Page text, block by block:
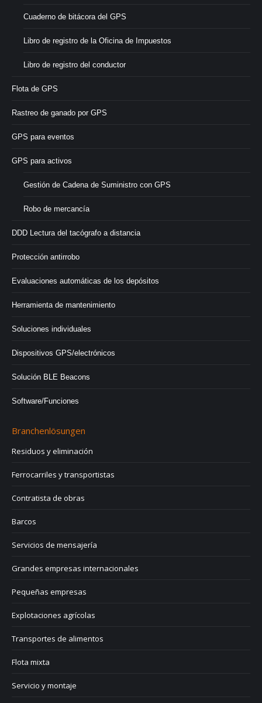
Cuaderno de bitácora del GPS
Libro de registro de la Oficina de Impuestos
Libro de registro del conductor
Flota de GPS
Rastreo de ganado por GPS
GPS para eventos
GPS para activos
Gestión de Cadena de Suministro con GPS
Robo de mercancía
DDD Lectura del tacógrafo a distancia
Protección antirrobo
Evaluaciones automáticas de los depósitos
Herramienta de mantenimiento
Soluciones individuales
Dispositivos GPS/electrónicos
Solución BLE Beacons
Software/Funciones
Branchenlösungen
Residuos y eliminación
Ferrocarriles y transportistas
Contratista de obras
Barcos
Servicios de mensajería
Grandes empresas internacionales
Pequeñas empresas
Explotaciones agrícolas
Transportes de alimentos
Flota mixta
Servicio y montaje